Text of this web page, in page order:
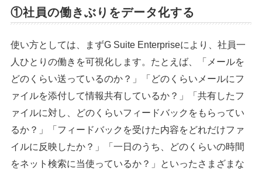
①社員の働きぶりをデータ化する
使い方としては、まずG Suite Enterpriseにより、社員一
人ひとりの働きを可視化します。たとえば、「メールを
どのくらい送っているのか？」「どのくらいメールにフ
ァイルを添付して情報共有しているか？」「共有したフ
ァイルに対し、どのくらいフィードバックをもらってい
るか？」「フィードバックを受けた内容をどれだけファ
イルに反映したか？」「一日のうち、どのくらいの時間
をネット検索に当使っているか？」といったさまざまな